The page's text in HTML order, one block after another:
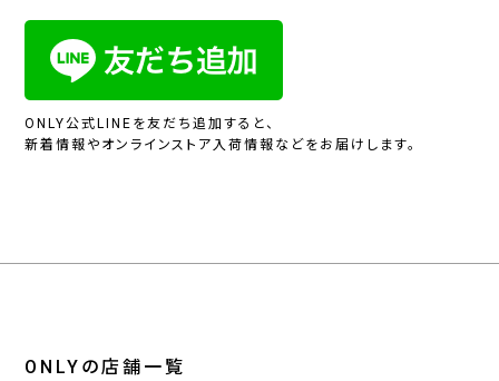
ONLY公式LINEを友だち追加すると、
新着情報やオンラインストア入荷情報などをお届けします。
ONLYの店舗一覧